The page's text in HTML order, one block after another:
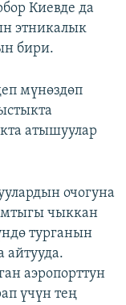
Киевде да
этникалык
бири.
мүнөздөп
атышуулар
очогуна
чыккан
турганын
айтууда.
аэропорттун
үчүн тең